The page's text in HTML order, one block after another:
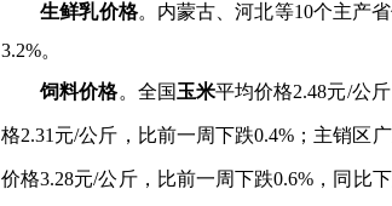
生鲜乳价格。内蒙古、河北等10个主产
3.2%。
饲料价格。全国玉米平均价格2.48元/公
格2.31元/公斤，比前一周下跌0.4%；主销区
价格3.28元/公斤，比前一周下跌0.6%，同比下